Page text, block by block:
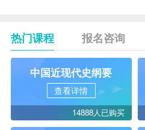
热门课程 报名咨询
中国近现代史纲要
查看详情
14888人已购买